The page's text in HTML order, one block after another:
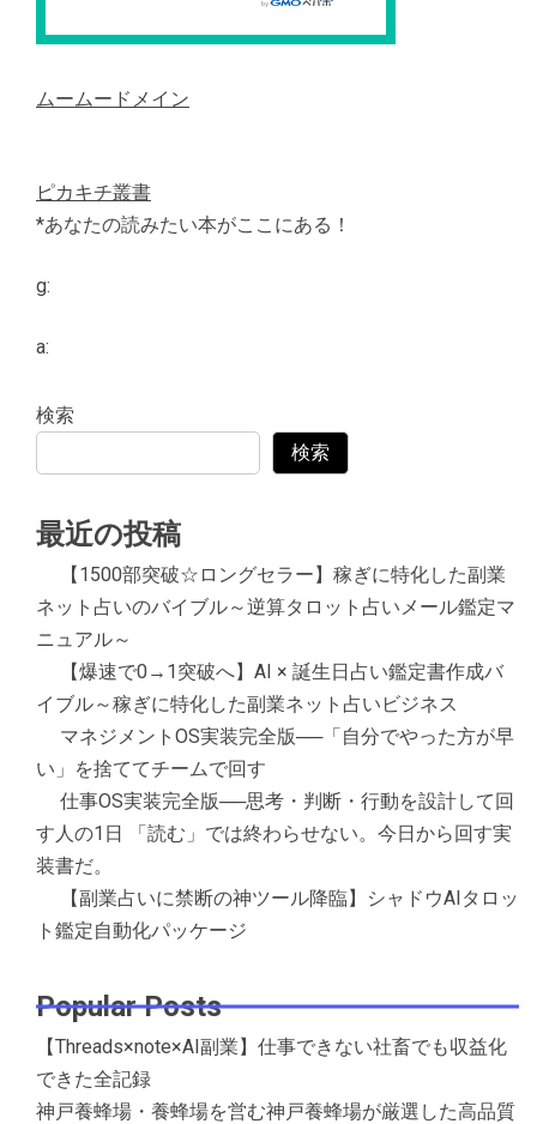
ムームードメイン
ピカキチ叢書
*あなたの読みたい本がここにある！
g:
a:
検索
検索
最近の投稿
【1500部突破☆ロングセラー】稼ぎに特化した副業
ネット占いのバイブル～逆算タロット占いメール鑑定マ
ニュアル～
【爆速で0→1突破へ】AI × 誕生日占い鑑定書作成バ
イブル～稼ぎに特化した副業ネット占いビジネス
マネジメントOS実装完全版──「自分でやった方が早
い」を捨ててチームで回す
仕事OS実装完全版──思考・判断・行動を設計して回
す人の1日 「読む」では終わらせない。今日から回す実
装書だ。
【副業占いに禁断の神ツール降臨】シャドウAIタロッ
ト鑑定自動化パッケージ
Popular Posts
【Threads×note×AI副業】仕事できない社畜でも収益化
できた全記録
神戸養蜂場・養蜂場を営む神戸養蜂場が厳選した高品質